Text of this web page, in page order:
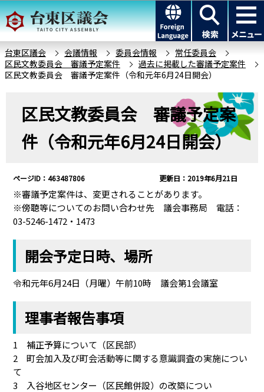
こ
の
ー
ジ
の
このページの本文へ移動
台東区議会 会議情報 委員会情報
常任委員会
区民文教委員会 審議予定案件
過去に掲載した審議予定案件
区民文教委員会 審議予定案件（令和元年6月24日開会）
区民文教委員会 審議予定案
件（令和元年6月24日開会）
ページID：463487806 更新日：2019年6月21日
※審議予定案件は、変更されることがあります。
※傍聴等についてのお問い合わせ先 議会事務局 電話：
03-5246-1472・1473
開会予定日時、場所
令和元年6月24日（月曜）午前10時 議会第1会議室
理事者報告事項
1 補正予算について（区民部）
2 町会加入及び町会活動等に関する意識調査の実施につい
て
3 入谷地区センター（区民館併設）の改築につい